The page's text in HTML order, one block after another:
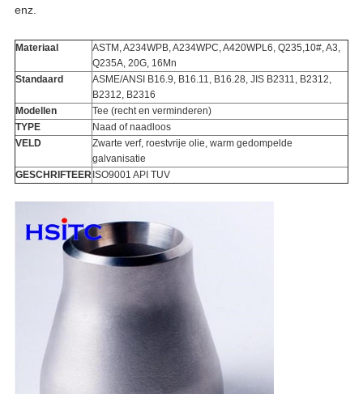
enz.
Materiaal
ASTM, A234WPB, A234WPC, A420WPL6, Q235,10#, A3,
Q235A, 20G, 16Mn
Standaard
ASME/ANSI B16.9, B16.11, B16.28, JIS B2311, B2312,
B2312, B2316
Modellen
Tee (recht en verminderen)
TYPE
Naad of naadloos
VELD
Zwarte verf, roestvrije olie, warm gedompelde
galvanisatie
GESCHRIFTEER ISO9001 API TUV